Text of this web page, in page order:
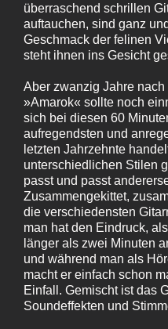
überraschend schrillen
auftauchen, sind ganz
Geschmack der felinen
steht ihnen ins Gesicht
Aber zwanzig Jahre
»Amarok« sollte noch
sich bei diesen 60
aufregendsten und
letzten Jahrzehnte
unterschiedlichen Stilen
passt und passt
Zusammengekittet,
die verschiedensten
man hat den Eindruck,
länger als zwei Minuten
und während man als
macht er einfach schon
Einfall. Gemischt ist das
Soundeffekten und